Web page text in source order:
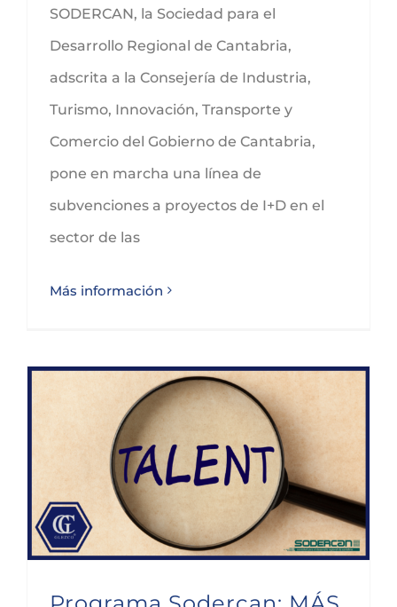
SODERCAN, la Sociedad para el
Desarrollo Regional de Cantabria,
adscrita a la Consejería de Industria,
Turismo, Innovación, Transporte y
Comercio del Gobierno de Cantabria,
pone en marcha una línea de
subvenciones a proyectos de I+D en el
sector de las
Más información